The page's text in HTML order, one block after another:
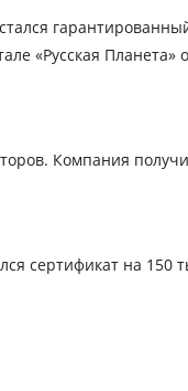
«Русская Планета»
Компания
сертификат на 150